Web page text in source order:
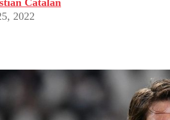
Católica
de Chile
Catalán
2022